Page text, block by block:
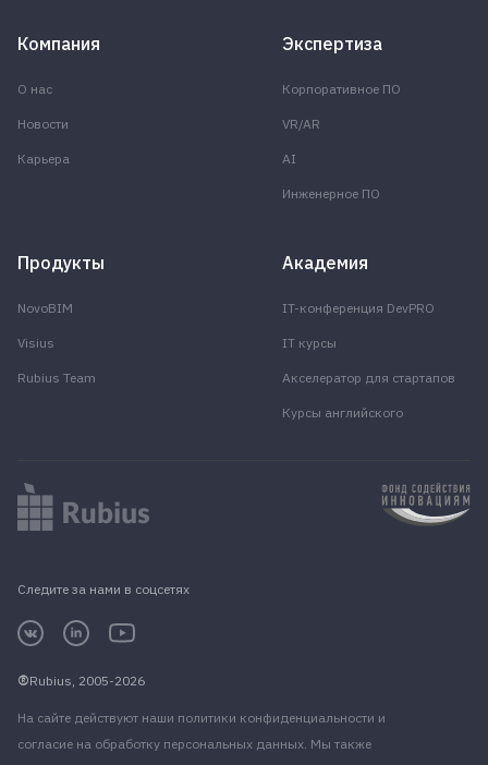
Следите за нами в соцсетях
Компания
О нас
Новости
Карьера
Экспертиза
Корпоративное ПО
VR/AR
AI
Инженерное ПО
Продукты
NovoBIM
Visius
Rubius Team
Академия
IT-конференция DevPRO
IT курсы
Акселератор для стартапов
Курсы английского
Rubius, 2005-2026
На сайте действуют наши политики конфиденциальности и
согласие на обработку персональных данных. Мы также